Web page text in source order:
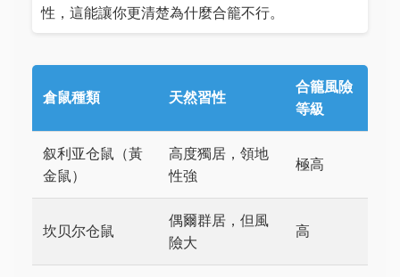
性，這能讓你更清楚為什麼合籠不行。
倉鼠種類 天然習性
合籠風險
等級
叙利亚仓鼠（黃
金鼠）
高度獨居，領地
性強
極高
坎贝尔仓鼠
偶爾群居，但風
險大
高